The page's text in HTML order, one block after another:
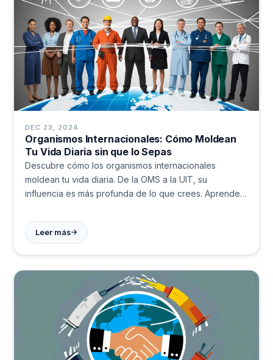
DEC 23, 2024
Organismos Internacionales: Cómo Moldean
Tu Vida Diaria sin que lo Sepas
Descubre cómo los organismos internacionales
moldean tu vida diaria. De la OMS a la UIT, su
influencia es más profunda de lo que crees. Aprende
Leer más→